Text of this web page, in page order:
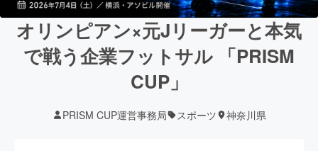
オリンピアン×元Jリーガーと本気
で戦う企業フットサル 「PRISM
CUP」
PRISM CUP運営事務局 スポーツ 神奈川県